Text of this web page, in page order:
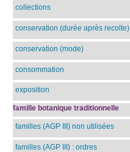
collections
conservation (durée après recolte)
conservation (mode)
consommation
exposition
famille botanique traditionnelle
familles (AGP III) non utilisées
familles (AGP III) : ordres